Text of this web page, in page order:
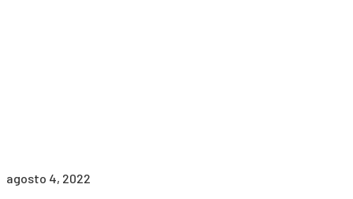
agosto 4, 2022